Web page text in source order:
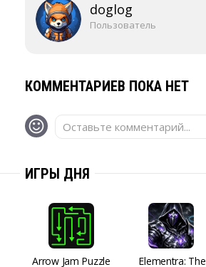
doglog
Пользователь
КОММЕНТАРИЕВ ПОКА НЕТ
Оставьте комментарий...
ИГРЫ ДНЯ
Arrow Jam Puzzle
Elementra: The